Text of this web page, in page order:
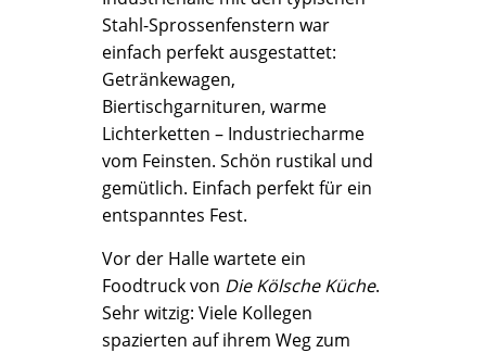
Stahl-Sprossenfenstern war
einfach perfekt ausgestattet:
Getränkewagen,
Biertischgarnituren, warme
Lichterketten – Industriecharme
vom Feinsten. Schön rustikal und
gemütlich. Einfach perfekt für ein
entspanntes Fest.
Vor der Halle wartete ein
Foodtruck von Die Kölsche Küche.
Sehr witzig: Viele Kollegen
spazierten auf ihrem Weg zum